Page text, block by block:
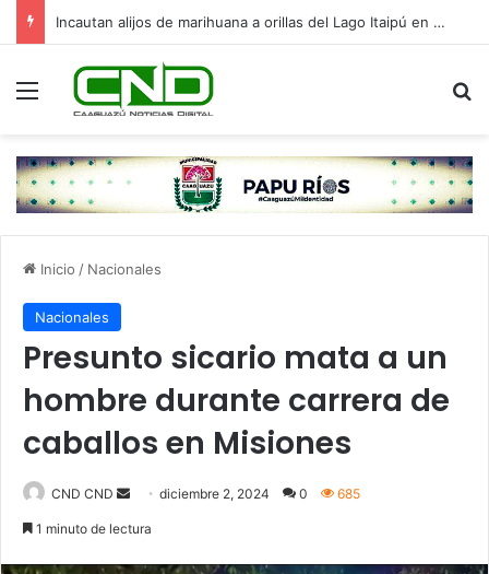
Incautan alijos de marihuana a orillas del Lago Itaipú en Mbaracayú
Menú
Inicio / Nacionales
Nacionales
Presunto sicario mata a un
hombre durante carrera de
caballos en Misiones
CND CND
Senddiciembre 2, 2024 0 685
1 minuto de lectura